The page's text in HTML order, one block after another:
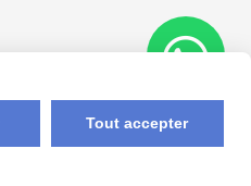
Tout accepter